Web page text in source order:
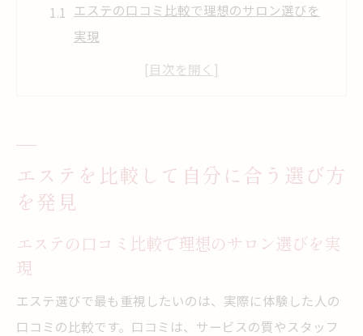
エステの口コミ比較で理想のサロン選びを
実現
ランキング情報を活用したエステの選び方
痩身エステや大手サロンの特徴をしっかり
コツ
める
エステを比較して自分に合う選び方
を発見
エステの口コミ比較で理想のサロン選びを実
現
エステ選びで最も重視したいのは、実際に体験した人の
口コミの比較です。口コミは、サービスの質やスタッフ